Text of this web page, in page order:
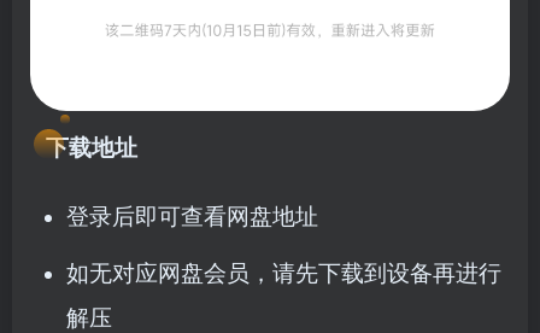
下载地址
登录后即可查看网盘地址
如无对应网盘会员，请先下载到设备再进行
解压